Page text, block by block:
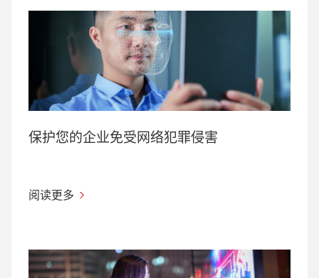
保护您的企业免受网络犯罪侵害
阅读更多